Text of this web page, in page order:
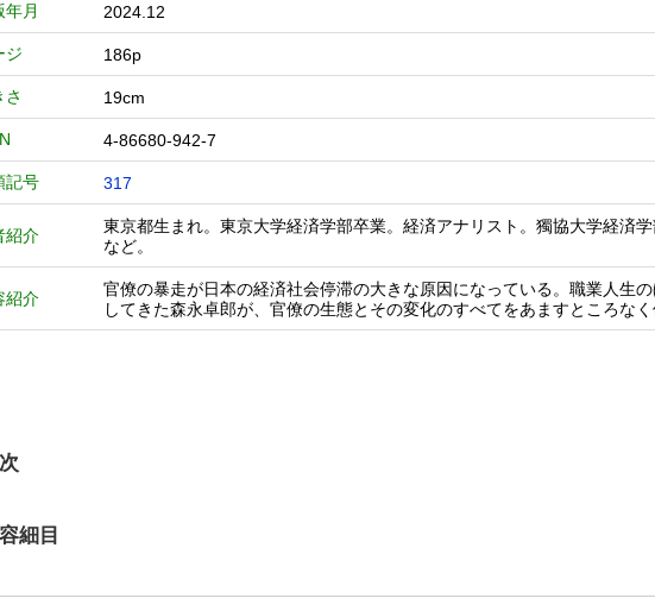
年月 2024.12
ジ 186p
さ 19cm
4-86680-942-7
記号 317
紹介
東京都生まれ。東京大学経済学部卒業。経済アナリスト。獨協大学経済
など。
紹介
官僚の暴走が日本の経済社会停滞の大きな原因になっている。職業人生
してきた森永卓郎が、官僚の生態とその変化のすべてをあますところなく
細目